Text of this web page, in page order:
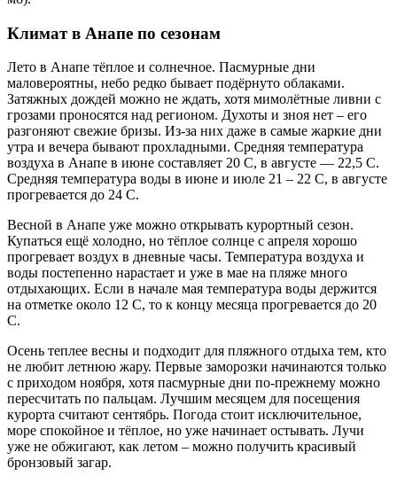
Климат в Анапе по сезонам
Лето в Анапе тёплое и солнечное. Пасмурные дни
маловероятны, небо редко бывает подёрнуто облаками.
Затяжных дождей можно не ждать, хотя мимолётные ливни с
грозами проносятся над регионом. Духоты и зноя нет – его
разгоняют свежие бризы. Из-за них даже в самые жаркие дни
утра и вечера бывают прохладными. Средняя температура
воздуха в Анапе в июне составляет 20 С, в августе — 22,5 С.
Средняя температура воды в июне и июле 21 – 22 С, в августе
прогревается до 24 С.
Весной в Анапе уже можно открывать курортный сезон.
Купаться ещё холодно, но тёплое солнце с апреля хорошо
прогревает воздух в дневные часы. Температура воздуха и
воды постепенно нарастает и уже в мае на пляже много
отдыхающих. Если в начале мая температура воды держится
на отметке около 12 С, то к концу месяца прогревается до 20
С.
Осень теплее весны и подходит для пляжного отдыха тем, кто
не любит летнюю жару. Первые заморозки начинаются только
с приходом ноября, хотя пасмурные дни по-прежнему можно
пересчитать по пальцам. Лучшим месяцем для посещения
курорта считают сентябрь. Погода стоит исключительное,
море спокойное и тёплое, но уже начинает остывать. Лучи
уже не обжигают, как летом – можно получить красивый
бронзовый загар.